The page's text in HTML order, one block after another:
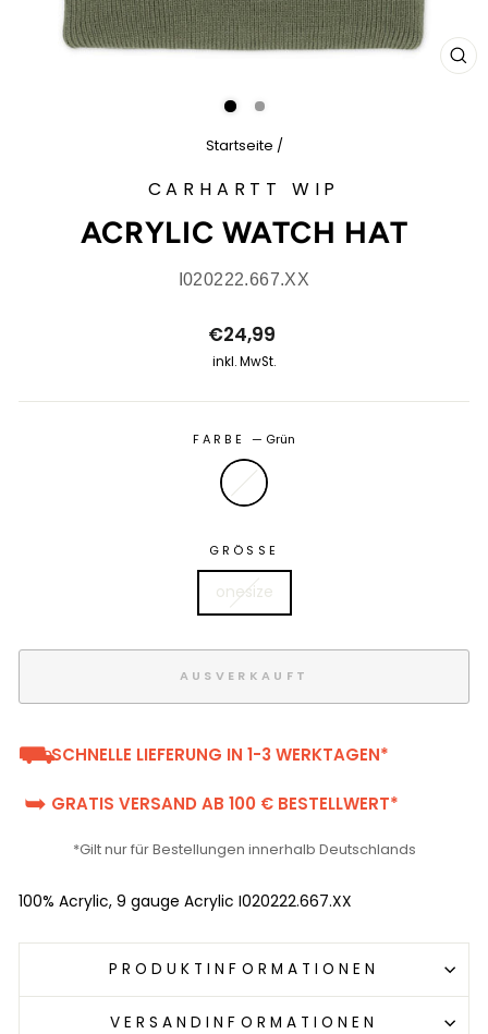
Startseite /
CARHARTT WIP
ACRYLIC WATCH HAT
I020222.667.XX
Normaler
Preis
€24,99
inkl. MwSt.
FARBE— Grün
GRÖSSE
onesize
AUSVERKAUFT
⛟SCHNELLE LIEFERUNG IN 1-3 WERKTAGEN*
➥ GRATIS VERSAND AB 100 € BESTELLWERT*
*Gilt nur für Bestellungen innerhalb Deutschlands
100% Acrylic, 9 gauge Acrylic I020222.667.XX
PRODUKTINFORMATIONEN
VERSANDINFORMATIONEN